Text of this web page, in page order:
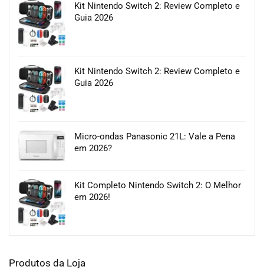
Kit Nintendo Switch 2: Review Completo e
Guia 2026
Kit Nintendo Switch 2: Review Completo e
Guia 2026
Micro-ondas Panasonic 21L: Vale a Pena
em 2026?
Kit Completo Nintendo Switch 2: O Melhor
em 2026!
Produtos da Loja